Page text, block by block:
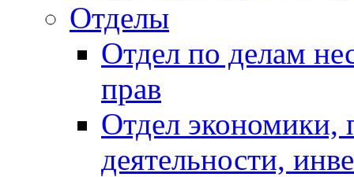
Отделы
Отдел по делам
прав
Отдел экономики,
деятельности,